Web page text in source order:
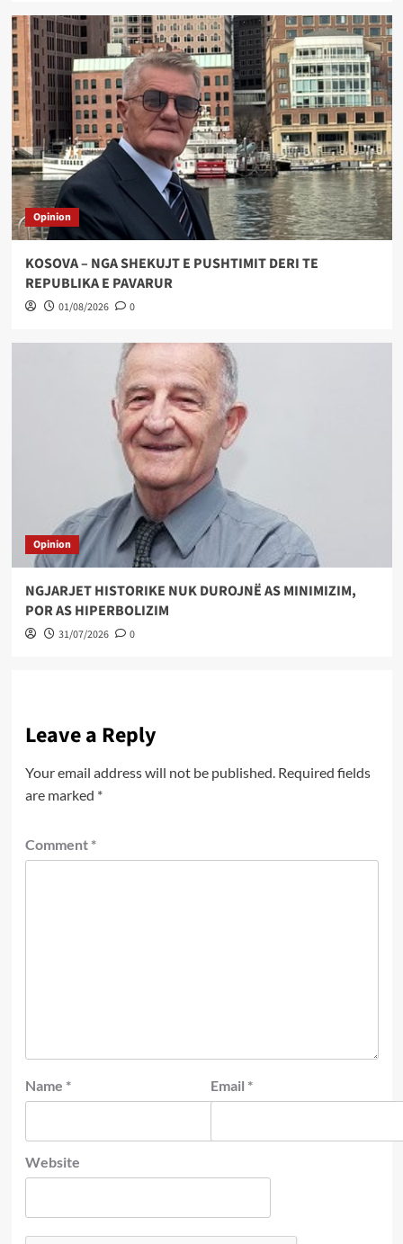
Opinion
KOSOVA – NGA SHEKUJT E PUSHTIMIT DERI TE
REPUBLIKA E PAVARUR
01/08/2026 0
Opinion
NGJARJET HISTORIKE NUK DUROJNË AS MINIMIZIM,
POR AS HIPERBOLIZIM
31/07/2026 0
Leave a Reply
Your email address will not be published. Required fields
are marked *
Comment *
Name * Email *
Website